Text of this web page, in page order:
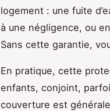
logement : une fuite
à une négligence, ou
Sans cette garantie,
En pratique, cette
enfants, conjoint,
couverture est